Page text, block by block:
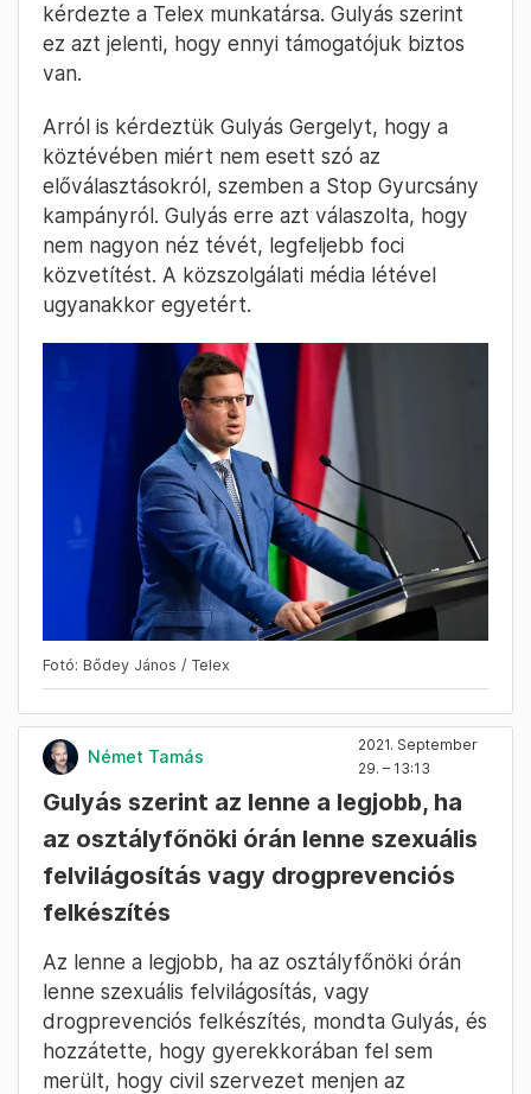
kérdezte a Telex munkatársa. Gulyás szerint
ez azt jelenti, hogy ennyi támogatójuk biztos
van.
Arról is kérdeztük Gulyás Gergelyt, hogy a
köztévében miért nem esett szó az
előválasztásokról, szemben a Stop Gyurcsány
kampányról. Gulyás erre azt válaszolta, hogy
nem nagyon néz tévét, legfeljebb foci
közvetítést. A közszolgálati média létével
ugyanakkor egyetért.
Fotó: Bődey János / Telex
Német Tamás
2021. September
29. – 13:13
Gulyás szerint az lenne a legjobb, ha
az osztályfőnöki órán lenne szexuális
felvilágosítás vagy drogprevenciós
felkészítés
Az lenne a legjobb, ha az osztályfőnöki órán
lenne szexuális felvilágosítás, vagy
drogprevenciós felkészítés, mondta Gulyás, és
hozzátette, hogy gyerekkorában fel sem
merült, hogy civil szervezet menjen az